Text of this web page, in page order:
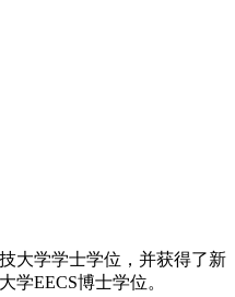
学学士学位，并获得了新
学EECS博士学位。